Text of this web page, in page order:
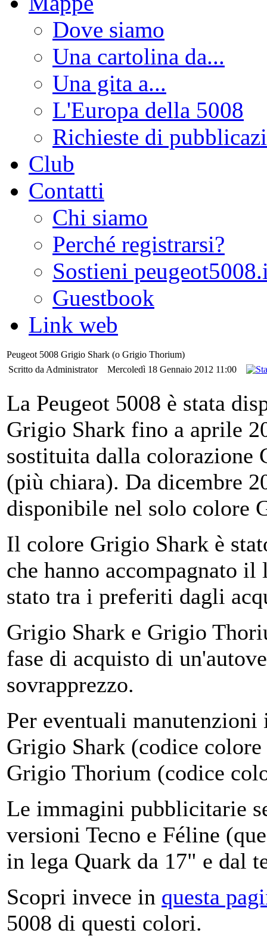
Dove siamo
Una cartolina da...
Una gita a...
L'Europa della 5008
Richieste di
Club
Contatti
Chi siamo
Perché registrarsi?
Sostieni
Guestbook
Link web
Peugeot 5008 Grigio Shark (o Grigio Thorium)
Scritto da Administrator
Mercoledì 18 Gennaio 2012 11:00
La Peugeot 5008 è stata
Grigio Shark fino a aprile
sostituita dalla colorazione
(più chiara). Da dicembre
disponibile nel solo colore
Il colore Grigio Shark è
che hanno accompagnato
stato tra i preferiti dagli
Grigio Shark e Grigio
fase di acquisto di
sovrapprezzo.
Per eventuali
Grigio Shark (codice
Grigio Thorium (codice
Le immagini pubblicitarie
versioni Tecno e Féline
in lega Quark da 17" e dal
Scopri invece in questa
5008 di questi colori.